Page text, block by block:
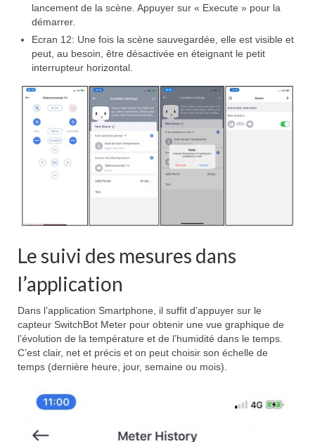
lancement de la scène. Appuyer sur « Execute » pour la
démarrer.
Ecran 12: Une fois la scène sauvegardée, elle est visible et
peut, au besoin, être désactivée en éteignant le petit
interrupteur horizontal.
Le suivi des mesures dans
l’application
Dans l’application Smartphone, il suffit d’appuyer sur le
capteur SwitchBot Meter pour obtenir une vue graphique de
l’évolution de la température et de l’humidité dans le temps.
C’est clair, net et précis et on peut choisir son échelle de
temps (dernière heure, jour, semaine ou mois).